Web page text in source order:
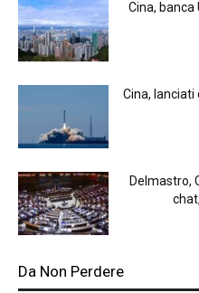
Cina, banca
Cina,
Delmastro,
Da Non Perdere